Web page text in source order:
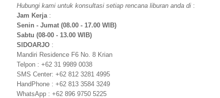
Hubungi kami untuk konsultasi setiap rencana liburan anda di :
Jam Kerja:
Senin - Jumat (08.00 - 17.00 WIB)
Sabtu (08-00 - 13.00 WIB)
SIDOARJO :
Mandiri Residence F6 No. 8 Krian
Telpon : +62 31 9989 0038
SMS Center: +62 812 3281 4995
HandPhone : +62 813 3584 3249
WhatsApp : +62 896 9750 5225